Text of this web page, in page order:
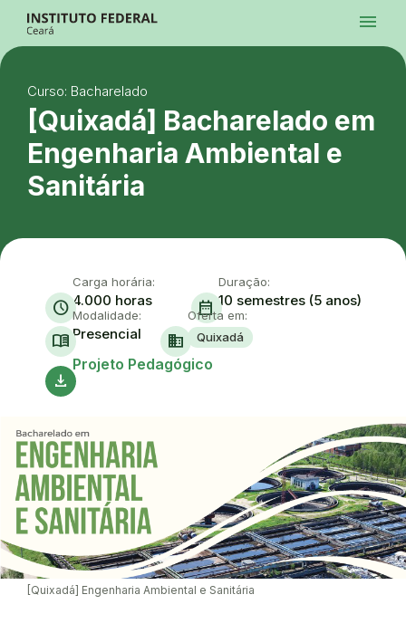
Ir para a busca
Ir para o menu principal
Ir para o conteúdo
Alto Contraste
Login da Área Administrativa
Acessibilidade
menu
Curso: Bacharelado
[Quixadá] Bacharelado em
Engenharia Ambiental e
Sanitária
schedule
Carga horária:
4.000 horas date_range
Duração:
10 semestres (5 anos)
menu_book
Modalidade:
Presencial domain
Oferta em:
Quixadá
download
Projeto Pedagógico
[Quixadá] Engenharia Ambiental e Sanitária